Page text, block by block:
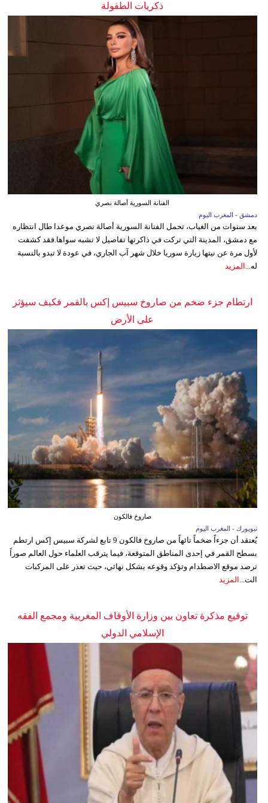
ذكريات الطفولة
الفنانة السورية أصالة نصري
دمشق - المغرب اليوم
بعد سنوات من الغياب، تحمل الفنانة السورية أصالة نصري موعدا طال انتظاره
مع دمشق، المدينة التي تركت في ذاكرتها تفاصيل لا تشبه سواها.فقد كشفت
لأول مرة عن نيتها زيارة سوريا خلال شهر آب الجاري، في عودة لا تبدو بالنسبة
له...
المزيد
ارتطام جزء ضخم من صاروخ سبيس إكس بالقمر فكيف سيؤثر
على الأرض
صاروخ فالكون
نيويورك - المغرب اليوم
يُعتقد أن جزءاً ضخماً تائهاً من صاروخ فالكون 9 تابع لشركة سبيس إكس ارتطم
بسطح القمر في إحدى المناطق المتوقعة، فيما يترقب العلماء حول العالم صوراً
ترصد موقع الاصطدام وتؤكد وقوعه بشكل نهائي، حيث تعذر على المركبات
الت... المزيد
توقيع مذكرة تعاون بين وزارة الأوقاف المغربية ومجمع الفقه
الإسلامي الدولي